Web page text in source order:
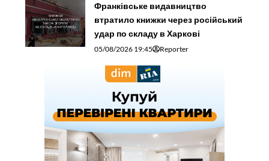
Франківське видавництво
втратило книжки через російський
удар по складу в Харкові
05/08/2026 19:45 Reporter